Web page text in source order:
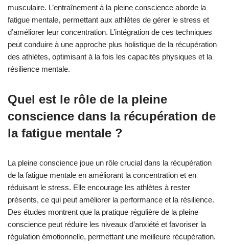
musculaire. L’entraînement à la pleine conscience aborde la
fatigue mentale, permettant aux athlètes de gérer le stress et
d’améliorer leur concentration. L’intégration de ces techniques
peut conduire à une approche plus holistique de la récupération
des athlètes, optimisant à la fois les capacités physiques et la
résilience mentale.
Quel est le rôle de la pleine
conscience dans la récupération de
la fatigue mentale ?
La pleine conscience joue un rôle crucial dans la récupération
de la fatigue mentale en améliorant la concentration et en
réduisant le stress. Elle encourage les athlètes à rester
présents, ce qui peut améliorer la performance et la résilience.
Des études montrent que la pratique régulière de la pleine
conscience peut réduire les niveaux d’anxiété et favoriser la
régulation émotionnelle, permettant une meilleure récupération.